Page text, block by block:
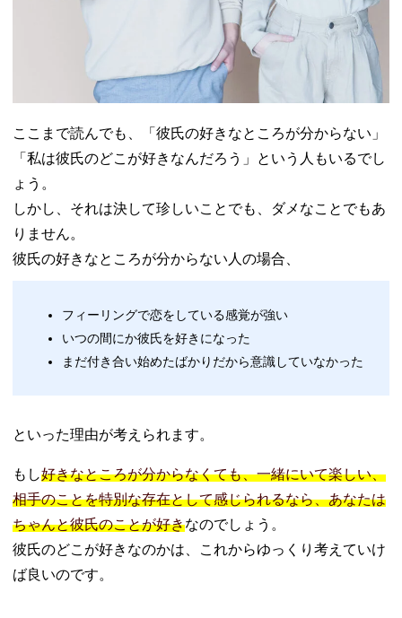
ここまで読んでも、「彼氏の好きなところが分からない」
「私は彼氏のどこが好きなんだろう」という人もいるでし
ょう。
しかし、それは決して珍しいことでも、ダメなことでもあ
りません。
彼氏の好きなところが分からない人の場合、
フィーリングで恋をしている感覚が強い
いつの間にか彼氏を好きになった
まだ付き合い始めたばかりだから意識していなかった
といった理由が考えられます。
もし好きなところが分からなくても、一緒にいて楽しい、
相手のことを特別な存在として感じられるなら、あなたは
ちゃんと彼氏のことが好きなのでしょう。
彼氏のどこが好きなのかは、これからゆっくり考えていけ
ば良いのです。